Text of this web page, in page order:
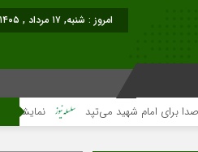
برابر با : Sat
امام شهید می‌تپد نمایشگاه آثار